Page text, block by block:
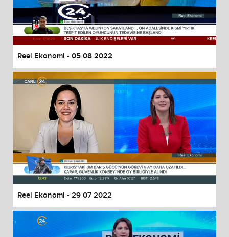
Reel Ekonomi - 05 08 2022
Reel Ekonomi - 29 07 2022